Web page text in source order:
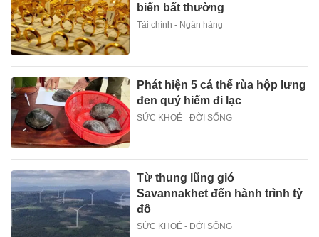
biến bất thường
Tài chính - Ngân hàng
Phát hiện 5 cá thể rùa hộp lưng
đen quý hiếm đi lạc
SỨC KHOẺ - ĐỜI SỐNG
Từ thung lũng gió
Savannakhet đến hành trình tỷ
đô
SỨC KHOẺ - ĐỜI SỐNG